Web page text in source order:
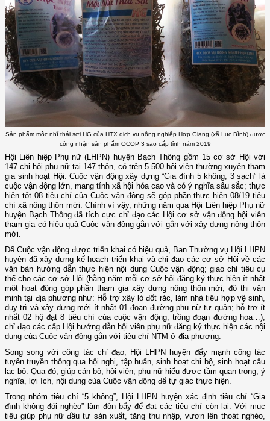
Sản phẩm mộc nhĩ thái sợi HG của HTX dịch vụ nông nghiệp Hợp Giang (xã Lục Bình) được
công nhận sản phẩm OCOP 3 sao cấp tỉnh năm 2019
Hội Liên hiệp Phụ nữ (LHPN) huyện Bạch Thông gồm 15 cơ sở Hội với
147 chi hội phụ nữ tại 147 thôn, có trên 5.500 hội viên thường xuyên tham
gia sinh hoạt Hội. Cuộc vận động xây dựng “Gia đình 5 không, 3 sạch” là
cuộc vận động lớn, mang tính xã hội hóa cao và có ý nghĩa sâu sắc; thực
hiện tốt 08 tiêu chí của Cuộc vận động sẽ góp phần thực hiện 08/19 tiêu
chí xã nông thôn mới. Chính vì vậy, những năm qua Hội Liên hiệp Phụ nữ
huyện Bạch Thông đã tích cực chỉ đạo các Hội cơ sở vận động hội viên
tham gia có hiệu quả Cuộc vận động gắn với gắn với xây dựng nông thôn
mới.
Để Cuộc vận động được triển khai có hiệu quả, Ban Thường vụ Hội LHPN
huyện đã xây dựng kế hoạch triển khai và chỉ đạo các cơ sở Hội về các
văn bản hướng dẫn thực hiện nội dung Cuộc vận động; giao chỉ tiêu cụ
thể cho các cơ sở Hội (hằng năm mỗi cơ sở hội đăng ký thực hiện ít nhất
một hoạt động góp phần tham gia xây dựng nông thôn mới; đô thị văn
minh tại địa phương như: Hỗ trợ xây lò đốt rác, làm nhà tiêu hợp vệ sinh,
duy trì và xây dựng mới ít nhất 01 đoạn đường phụ nữ tự quản; hỗ trợ ít
nhất 02 hộ đạt 8 tiêu chí của cuộc vận động; trồng đoạn đường hoa…);
chỉ đạo các cấp Hội hướng dẫn hội viên phụ nữ đăng ký thực hiện các nội
dung của Cuộc vận động gắn với tiêu chí NTM ở địa phương.
Song song với công tác chỉ đạo, Hội LHPN huyện đẩy mạnh công tác
tuyên truyền thông qua hội nghị, tập huấn, sinh hoạt chi bộ, sinh hoạt câu
lạc bộ. Qua đó, giúp cán bộ, hội viên, phụ nữ hiểu được tầm quan trọng, ý
nghĩa, lợi ích, nội dung của Cuộc vận động để tự giác thực hiện.
Trong nhóm tiêu chí “5 không”, Hội LHPN huyện xác định tiêu chí “Gia
đình không đói nghèo” làm đòn bẩy để đạt các tiêu chí còn lại. Với mục
tiêu giúp phụ nữ đầu tư sản xuất, tăng thu nhập, vươn lên thoát nghèo,